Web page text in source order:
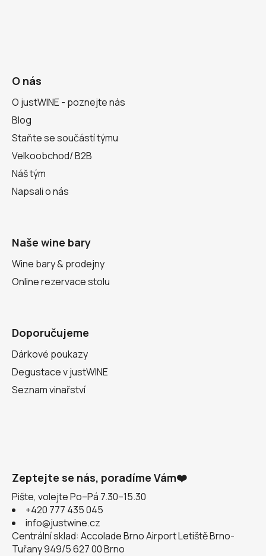
O nás
O justWINE - poznejte nás
Blog
Staňte se součástí týmu
Velkoobchod/ B2B
Náš tým
Napsali o nás
Naše wine bary
Wine bary & prodejny
Online rezervace stolu
Doporučujeme
Dárkové poukazy
Degustace v justWINE
Seznam vinařství
Zeptejte se nás, poradíme Vám❤️
Pište, volejte Po–Pá 7.30–15.30
+420 777 435 045
info@justwine.cz
Centrální sklad: Accolade Brno Airport Letiště Brno-
Tuřany 949/5 627 00 Brno